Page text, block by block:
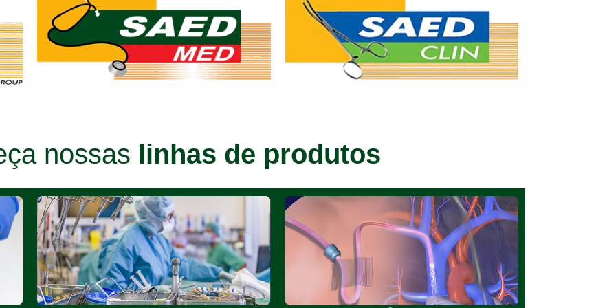
nossas linhas de produtos